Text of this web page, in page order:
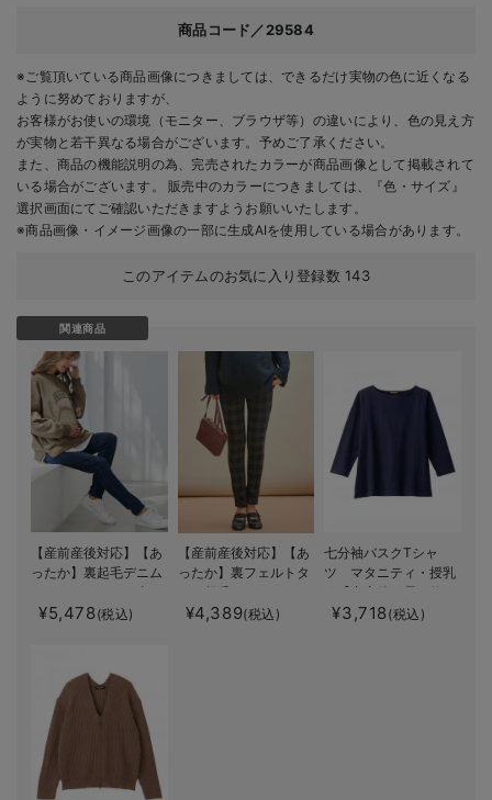
閉じる
商品コード／29584
※ご覧頂いている商品画像につきましては、できるだけ実物の色に近くなる
ように努めておりますが、
お客様がお使いの環境（モニター、ブラウザ等）の違いにより、色の見え方
が実物と若干異なる場合がございます。予めご了承ください。
また、商品の機能説明の為、完売されたカラーが商品画像として掲載されて
いる場合がございます。 販売中のカラーにつきましては、『色・サイズ』
選択画面にてご確認いただきますようお願いいたします。
※商品画像・イメージ画像の一部に生成AIを使用している場合があります。
このアイテムのお気に入り登録数 143
関連商品
【産前産後対応】【あ
ったか】裏起毛デニム
スキニーパンツ（裏フ
ェルトタッチ ）【出産
¥5,478(税込)
【産前産後対応】【あ
ったか】裏フェルトタ
ッチ起毛スキニーパン
ツ【出産後も長く使え
¥4,389(税込)
七分袖バスクTシャ
ツ マタニティ・授乳
服【出産後も長く使え
る】
¥3,718(税込)